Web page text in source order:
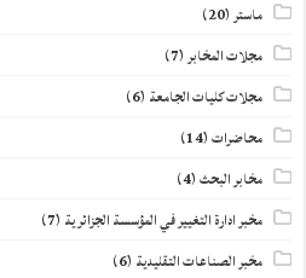
ماستر(20)
مجلات المخابر(7)
مجلات كليات الجامعة (6)
محاضرات(14)
مخابر البحث(4)
مخبر ادارة التغيير في المؤسسة الجزائرية (7)
مخبر الصناعات التقليدية (6)